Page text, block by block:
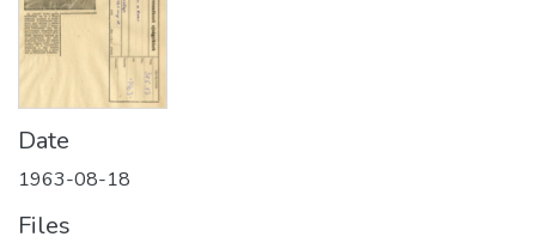
Date
1963-08-18
Files